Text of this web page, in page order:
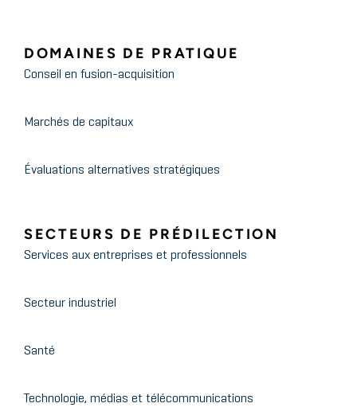
DOMAINES DE PRATIQUE
Conseil en fusion-acquisition
Marchés de capitaux
Évaluations alternatives stratégiques
SECTEURS DE PRÉDILECTION
Services aux entreprises et professionnels
Secteur industriel
Santé
Technologie, médias et télécommunications